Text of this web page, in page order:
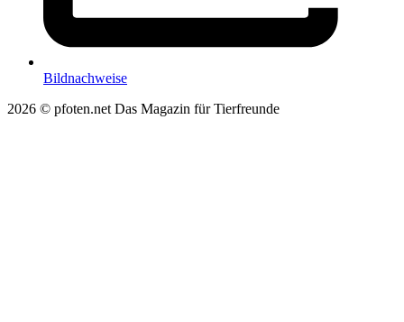
Bildnachweise
2026 © pfoten.net Das Magazin für Tierfreunde